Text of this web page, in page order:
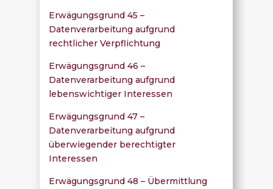
Erwägungsgrund 45 –
Datenverarbeitung aufgrund
rechtlicher Verpflichtung
Erwägungsgrund 46 –
Datenverarbeitung aufgrund
lebenswichtiger Interessen
Erwägungsgrund 47 –
Datenverarbeitung aufgrund
überwiegender berechtigter
Interessen
Erwägungsgrund 48 – Übermittlung